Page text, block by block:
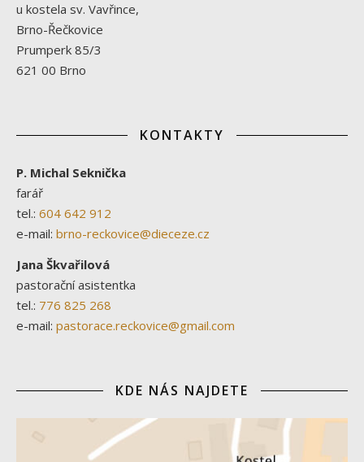
u kostela sv. Vavřince,
Brno-Řečkovice
Prumperk 85/3
621 00 Brno
KONTAKTY
P. Michal Seknička
farář
tel.: 604 642 912
e-mail: brno-reckovice@dieceze.cz
Jana Škvařilová
pastorační asistentka
tel.: 776 825 268
e-mail: pastorace.reckovice@gmail.com
KDE NÁS NAJDETE